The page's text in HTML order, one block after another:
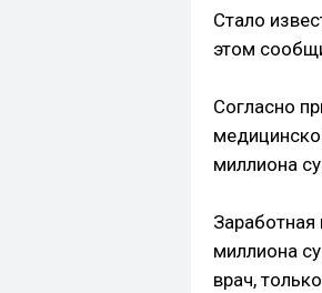
Стало
этом
Согласно
миллиона
Заработная
миллиона
врач,